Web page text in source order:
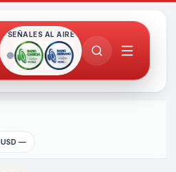
SEÑALES AL AIRE
USD —